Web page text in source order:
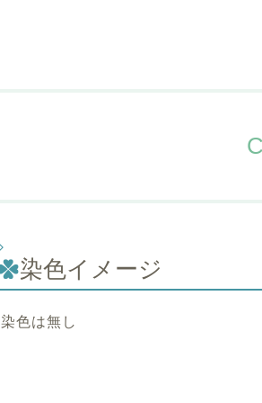
染色イメージ
染色は無し